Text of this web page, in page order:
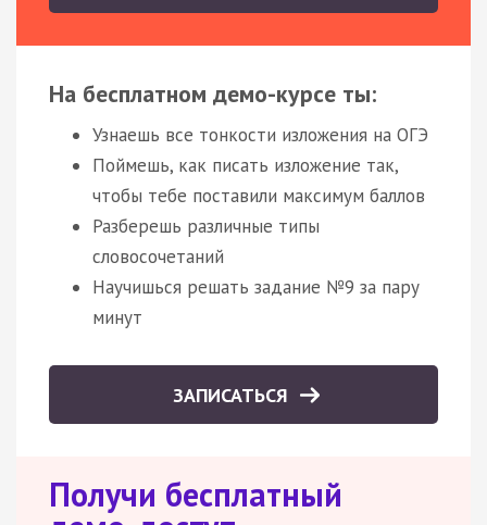
На бесплатном демо-курсе ты:
Узнаешь все тонкости изложения на ОГЭ
Поймешь, как писать изложение так,
чтобы тебе поставили максимум баллов
Разберешь различные типы
словосочетаний
Научишься решать задание №9 за пару
минут
ЗАПИСАТЬСЯ
Получи бесплатный